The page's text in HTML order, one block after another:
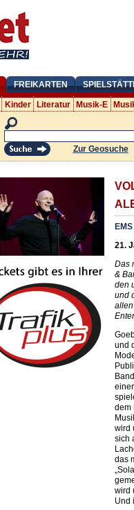
FREIKARTEN
Kinder Literatur Musik-E
Zur Geosuche
21.
Das
&
den
und
und
dem
wird
sich
das
wird
Und